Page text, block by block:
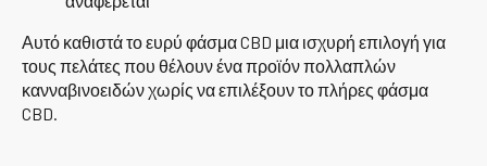
Αυτό καθιστά το ευρύ φάσμα CBD μια ισχυρή επιλογή για
τους πελάτες που θέλουν ένα προϊόν πολλαπλών
κανναβινοειδών χωρίς να επιλέξουν το πλήρες φάσμα
CBD.